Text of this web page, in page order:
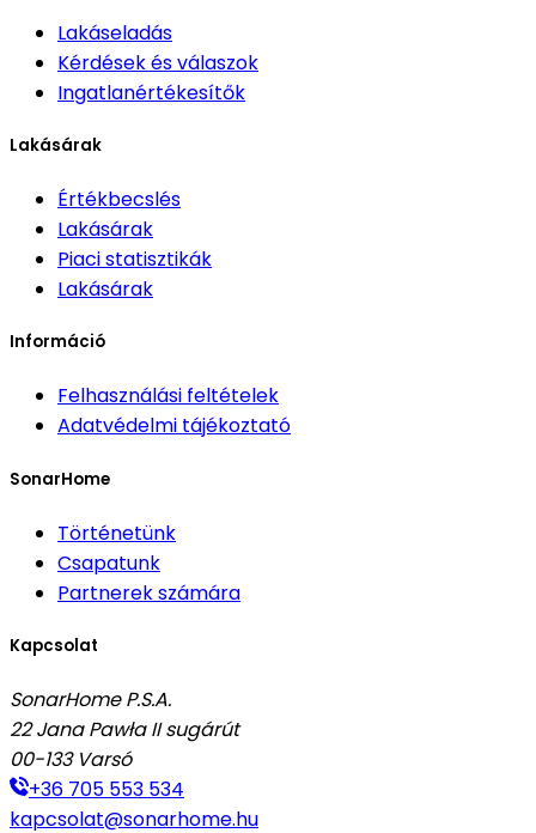
Lakáseladás
Kérdések és válaszok
Ingatlanértékesítők
Lakásárak
Értékbecslés
Lakásárak
Piaci statisztikák
Lakásárak
Információ
Felhasználási feltételek
Adatvédelmi tájékoztató
SonarHome
Történetünk
Csapatunk
Partnerek számára
Kapcsolat
SonarHome P.S.A.
22 Jana Pawła II sugárút
00-133 Varsó
+36 705 553 534
kapcsolat@sonarhome.hu